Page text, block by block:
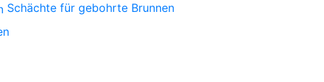
Schächte für gebohrte Brunnen